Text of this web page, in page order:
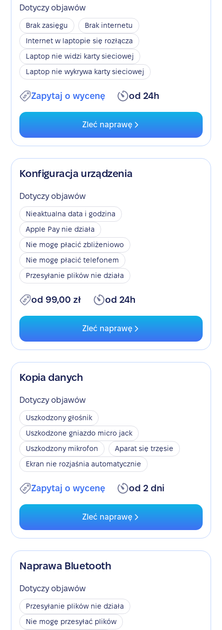
Dotyczy objawów
Brak zasięgu
Brak internetu
Internet w laptopie się rozłącza
Laptop nie widzi karty sieciowej
Laptop nie wykrywa karty sieciowej
Zapytaj o wycenę od 24h
Zleć naprawę
Konfiguracja urządzenia
Dotyczy objawów
Nieaktualna data i godzina
Apple Pay nie działa
Nie mogę płacić zbliżeniowo
Nie mogę płacić telefonem
Przesyłanie plików nie działa
od 99,00 zł od 24h
Zleć naprawę
Kopia danych
Dotyczy objawów
Uszkodzony głośnik
Uszkodzone gniazdo micro jack
Uszkodzony mikrofon
Aparat się trzęsie
Ekran nie rozjaśnia automatycznie
Zapytaj o wycenę od 2 dni
Zleć naprawę
Naprawa Bluetooth
Dotyczy objawów
Przesyłanie plików nie działa
Nie mogę przesyłać plików